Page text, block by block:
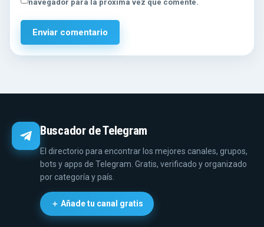
navegador para la próxima vez que comente.
Buscador de Telegram
El directorio para encontrar los mejores canales, grupos,
bots y apps de Telegram. Gratis, verificado y organizado
por categoría y país.
＋ Añade tu canal gratis